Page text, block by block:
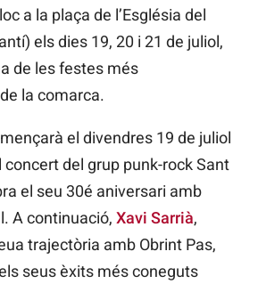
a la plaça de l’Església del
els dies 19, 20 i 21 de juliol,
de les festes més
la comarca.
el divendres 19 de juliol
concert del grup punk-rock Sant
el seu 30é aniversari amb
A continuació, Xavi Sarrià,
trajectòria amb Obrint Pas,
seus èxits més coneguts